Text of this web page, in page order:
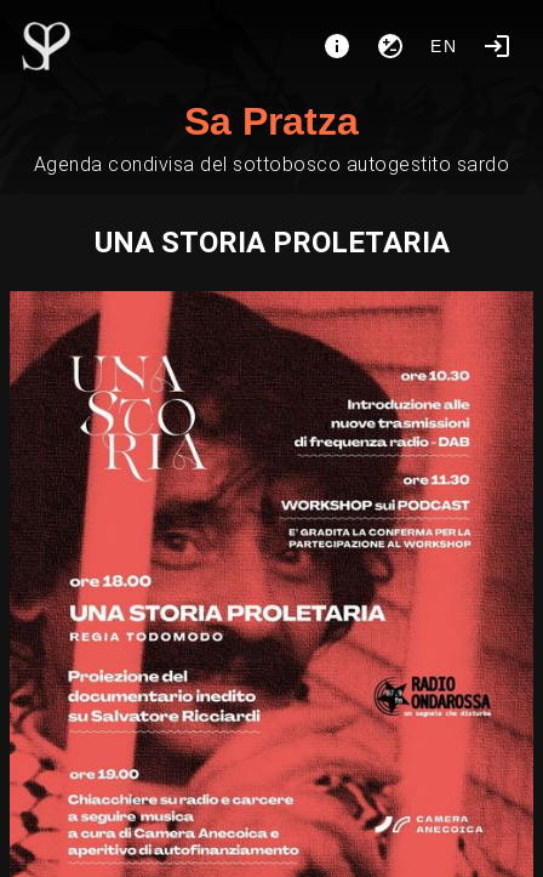
EN
Sa Pratza
Agenda condivisa del sottobosco autogestito sardo
UNA STORIA PROLETARIA